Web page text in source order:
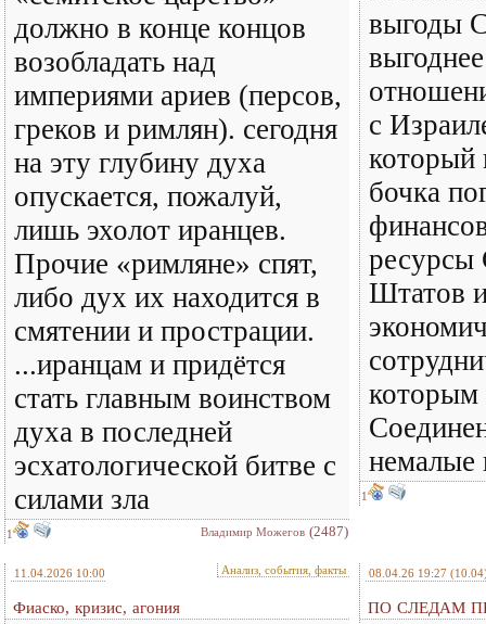
должно в конце концов
возобладать над
империями ариев (персов,
греков и римлян). сегодня
на эту глубину духа
опускается, пожалуй,
лишь эхолот иранцев.
Прочие «римляне» спят,
либо дух их находится в
смятении и прострации.
...иранцам и придётся
стать главным воинством
духа в последней
эсхатологической битве с
силами зла
1 Владимир Можегов (2487)
выгоды
с
который
бочка
ресурсы
Штатов
которым
немалые
1
11.04.2026 10:00 Анализ, события, факты
Фиаско, кризис, агония
08.04.26 19:27
ПО СЛЕДАМ